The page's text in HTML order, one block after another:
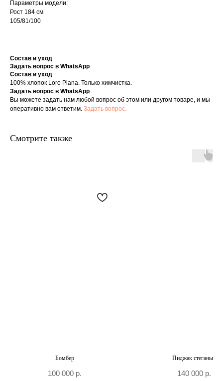
Параметры модели:
Рост 184 см
105/81/100
Состав и уход
Задать вопрос в WhatsApp
Состав и уход
100% хлопок Loro Piana. Только химчистка.
Задать вопрос в WhatsApp
Вы можете задать нам любой вопрос об этом или другом товаре, и мы
оперативно вам ответим. Задать вопрос.
Смотрите также
Бомбер
100 000 р.
Пиджак стеганый
140 000 р.
+7 906 096-69-33